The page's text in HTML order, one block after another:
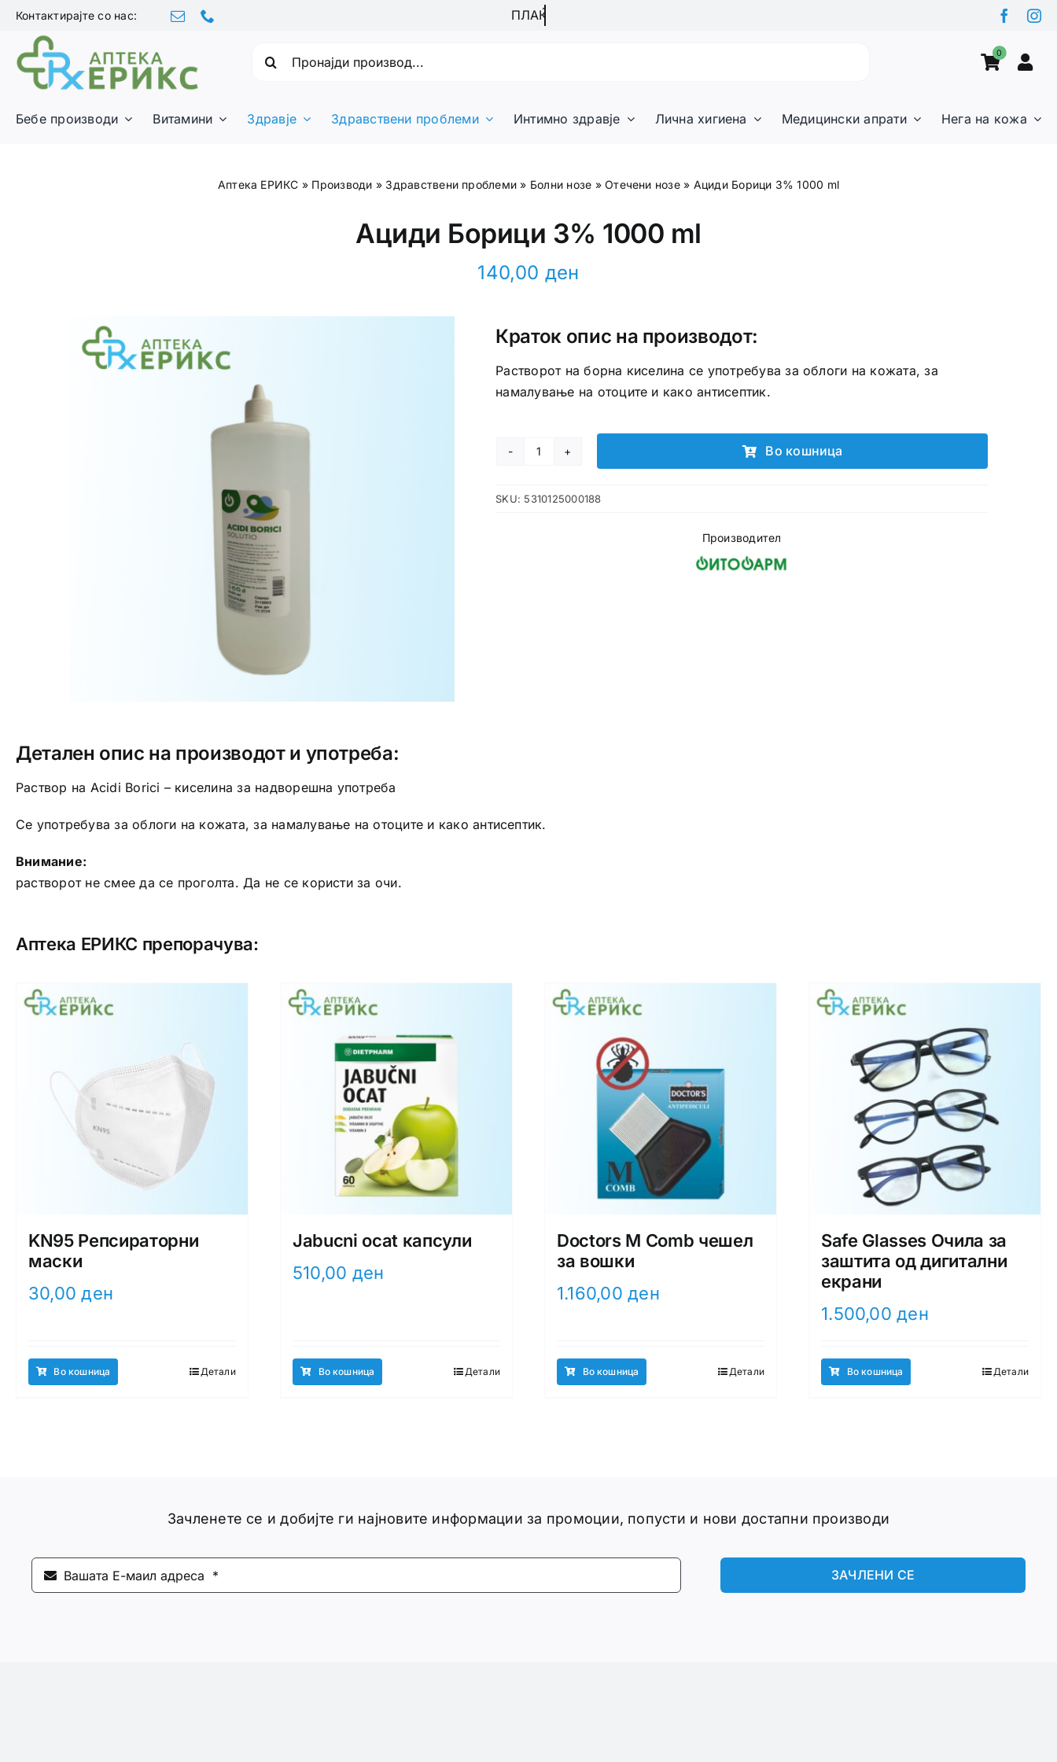
Skip
content
Контактирајте со нас:
0
Бебе производи Витамини Здравје Здравствени проблеми Интимно здравје Лична хигиена Медицински апрати Нега на кожа
Аптека ЕРИКС » Производи » Здравствени проблеми » Болни нозе »Отечени нозе» Ациди Борици 3% 1000 ml
Ациди Борици 3% 1000 ml
140,00 ден
Краток опис на производот:
Растворот на борна киселина се употребува за облоги на кожата, за
намалување на отоците и како антисептик.
Ациди
3%
Во кошница
SKU: 5310125000188
Производител
Детален опис на производот и употреба:
Раствор на Acidi Borici – киселина за надворешна употреба
Се употребува за облоги на кожата, за намалување на отоците и како антисептик.
Внимание:
растворот не смее да се проголта. Да не се користи за очи.
Аптека ЕРИКС препорачува:
KN95 Репсираторни
маски
30,00ден
Во кошница Детали
Jabucni ocat капсули
510,00 ден
Во кошница Детали
Doctors M Comb чешел
за вошки
1.160,00ден
Во кошница Детали
Safe Glasses Очила за
заштита од дигитални
екрани
1.500,00ден
Во кошница Детали
Зачленете се и добијте ги најновите информации за промоции, попусти и нови достапни производи
ЗАЧЛЕНИ СЕ